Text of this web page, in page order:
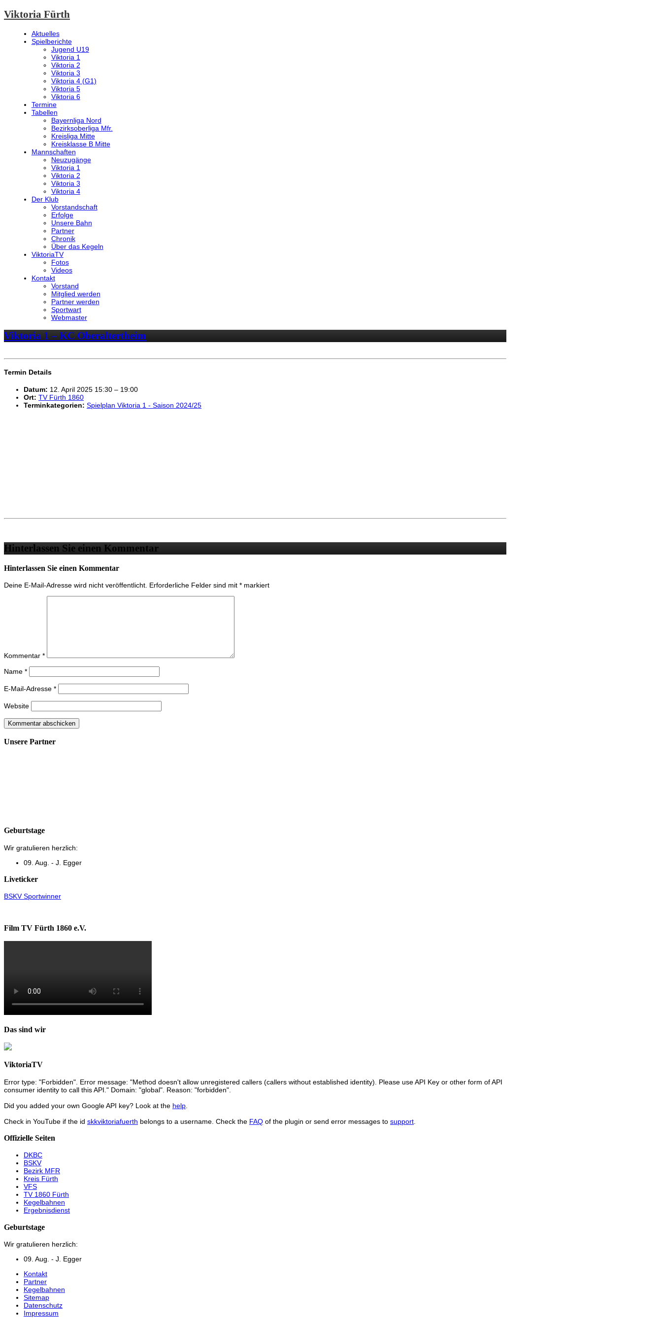
Viktoria Fürth
Aktuelles
Spielberichte
Jugend U19
Viktoria 1
Viktoria 2
Viktoria 3
Viktoria 4 (G1)
Viktoria 5
Viktoria 6
Termine
Tabellen
Bayernliga Nord
Bezirksoberliga Mfr.
Kreisliga Mitte
Kreisklasse B Mitte
Mannschaften
Neuzugänge
Viktoria 1
Viktoria 2
Viktoria 3
Viktoria 4
Der Klub
Vorstandschaft
Erfolge
Unsere Bahn
Partner
Chronik
Über das Kegeln
ViktoriaTV
Fotos
Videos
Kontakt
Vorstand
Mitglied werden
Partner werden
Sportwart
Webmaster
Viktoria 1 – KC Oberaltertheim
Termin Details
Datum: 12. April 2025 15:30 – 19:00
Ort: TV Fürth 1860
Terminkategorien: Spielplan Viktoria 1 - Saison 2024/25
Hinterlassen Sie einen Kommentar
Hinterlassen Sie einen Kommentar
Deine E-Mail-Adresse wird nicht veröffentlicht. Erforderliche Felder sind mit * markiert
Kommentar *
Name *
E-Mail-Adresse *
Website
Unsere Partner
Geburtstage
Wir gratulieren herzlich:
09. Aug. - J. Egger
Liveticker
BSKV Sportwinner
Film TV Fürth 1860 e.V.
Das sind wir
ViktoriaTV
Error type: "Forbidden". Error message: "Method doesn't allow unregistered callers (callers without established identity). Please use API Key or other form of API
consumer identity to call this API." Domain: "global". Reason: "forbidden".
Did you added your own Google API key? Look at the help
Check in YouTube if the id skkviktoriafuerth belongs to a username. Check the FAQ of the plugin or send error messages to support
Offizielle Seiten
DKBC
BSKV
Bezirk MFR
Kreis Fürth
VFS
TV 1860 Fürth
Kegelbahnen
Ergebnisdienst
Geburtstage
Wir gratulieren herzlich:
09. Aug. - J. Egger
Kontakt
Partner
Kegelbahnen
Sitemap
Datenschutz
Impressum